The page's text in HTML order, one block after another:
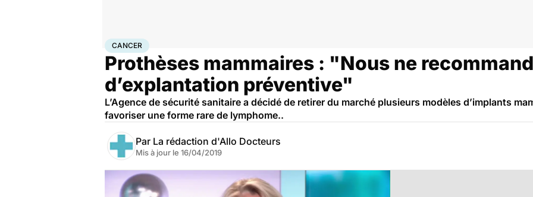
AccueilSanté
CANCER
Prothèses mammaires : "Nous ne
d’explantation préventive"
L’Agence de sécurité sanitaire a décidé de retirer du marché plusieurs modèles d’implants
favoriser une forme rare de lymphome..
Par La rédaction d'Allo Docteurs
Mis à jour le 16/04/2019